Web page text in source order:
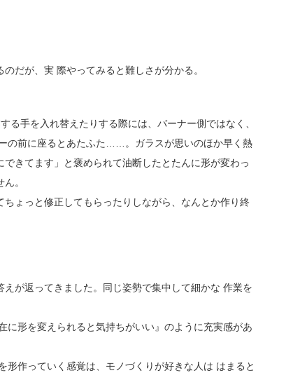
だが、実 際やってみると難しさが分かる。
る手を入れ替えたりする際には、バーナー側ではなく、
の前に座るとあたふた……。ガラスが思いのほか早く熱
きてます」と褒められて油断したとたんに形が変わっ
。
ょっと修正してもらったりしながら、なんとか作り終
が返ってきました。同じ姿勢で集中して細かな 作業を
に形を変えられると気持ちがいい』のように充実感があ
形作っていく感覚は、モノづくりが好きな人は はまると